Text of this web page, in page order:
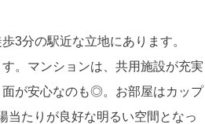
3分の駅近な立地にあります。
。マンションは、共用施設が充実
面が安心なのも◎。お部屋はカップ
当たりが良好な明るい空間となっ